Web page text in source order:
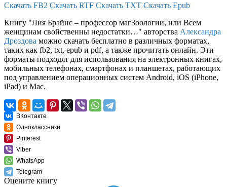
Скачать FB2 Скачать RTF Скачать TXT Скачать Epub
Книгу "Лия Брайнс – профессор магЗоологии, или Всем
женщинам свойственны недостатки…" авторства Александра
Дроздова можно скачать бесплатно в различных форматах,
таких как fb2, txt, epub и pdf, а также прочитать онлайн. Эти
форматы подходят для использования на электронных книгах,
мобильных телефонах, смартфонах и планшетах, работающих
под управлением операционных систем Android, iOS (iPhone,
iPad) и Mac.
ВКонтакте
Одноклассники
Pinterest
Viber
WhatsApp
Telegram
Оцените книгу